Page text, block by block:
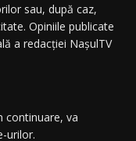
sau, după caz,
Opiniile publicate
a redacției NașulTV
continuare, va
urilor.